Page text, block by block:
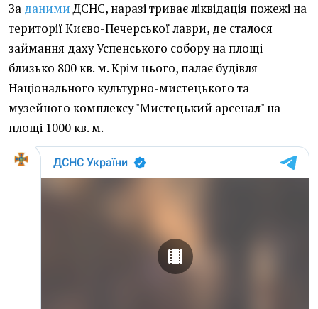
За данимиДСНС, наразі триває ліквідація пожежі на
території Києво-Печерської лаври, де сталося
займання даху Успенського собору на площі
близько 800 кв. м. Крім цього, палає будівля
Національного культурно-мистецького та
музейного комплексу "Мистецький арсенал" на
площі 1000 кв. м.